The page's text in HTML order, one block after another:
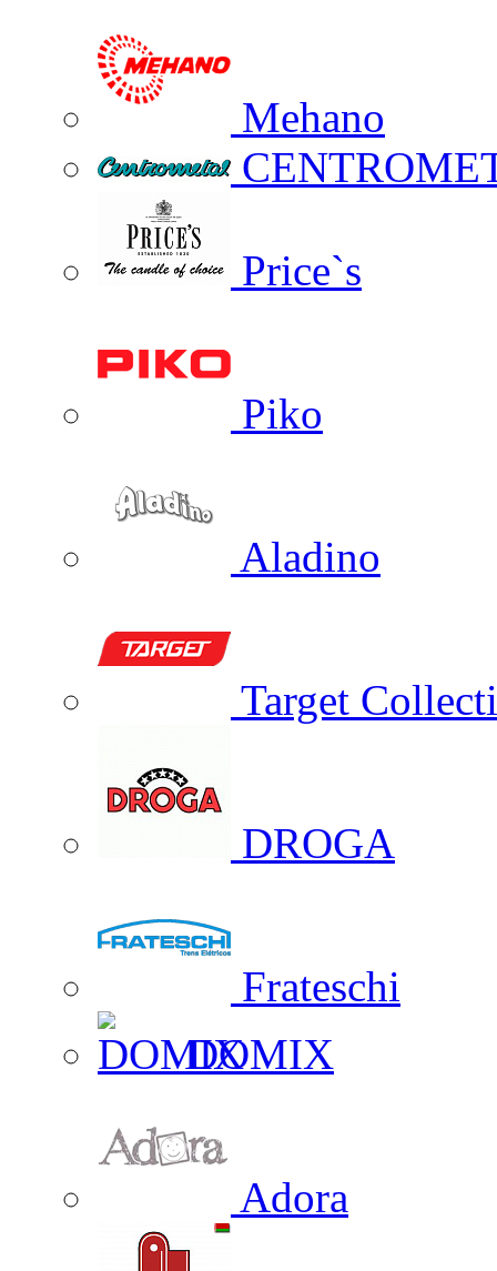
Mehano
Price`s
Piko
Aladino
Target
DROGA
Frateschi
DOMIX
Adora